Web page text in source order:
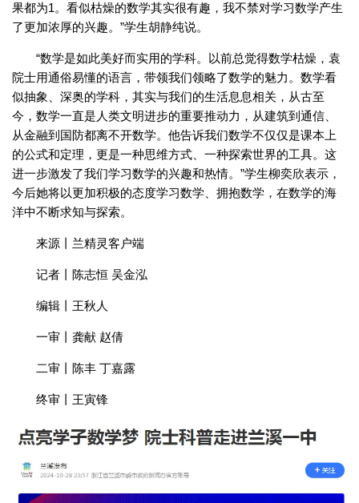
果都为1。看似枯燥的数学其实很有趣，我不禁对学习数学产生
了更加浓厚的兴趣。”学生胡静纯说。
“数学是如此美好而实用的学科。以前总觉得数学枯燥，袁
院士用通俗易懂的语言，带领我们领略了数学的魅力。数学看
似抽象、深奥的学科，其实与我们的生活息息相关，从古至
今，数学一直是人类文明进步的重要推动力，从建筑到通信、
从金融到国防都离不开数学。他告诉我们数学不仅仅是课本上
的公式和定理，更是一种思维方式、一种探索世界的工具。这
进一步激发了我们学习数学的兴趣和热情。”学生柳奕欣表示，
今后她将以更加积极的态度学习数学、拥抱数学，在数学的海
洋中不断求知与探索。
来源丨兰精灵客户端
记者丨陈志恒 吴金泓
编辑丨王秋人
一审丨龚献 赵倩
二审丨陈丰 丁嘉露
终审丨王寅锋